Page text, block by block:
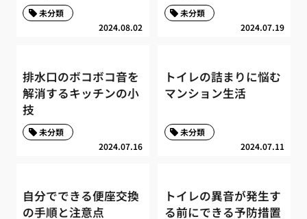
2024.08.02
未分類
2024.07.19
未分類
排水口のボコボコ音を
解消するキッチンの小
技
2024.07.16
未分類
トイレの詰まりに悩む
マンション生活
2024.07.11
未分類
自分でできる便座交換
の手順と注意点
トイレの異音が発生す
る前にできる予防措置